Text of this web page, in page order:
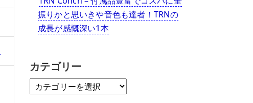
振りかと思いきや音色も達者！TRNの
成長が感慨深い1本
カテゴリー